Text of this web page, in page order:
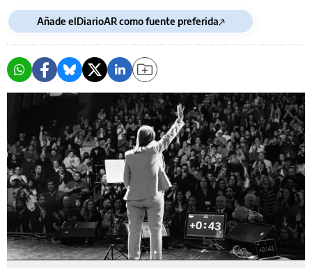
Añade elDiarioAR como fuente preferida